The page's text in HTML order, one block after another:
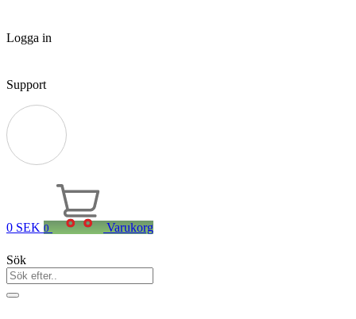
Logga in
Support
0 SEK 0 Varukorg
Sök